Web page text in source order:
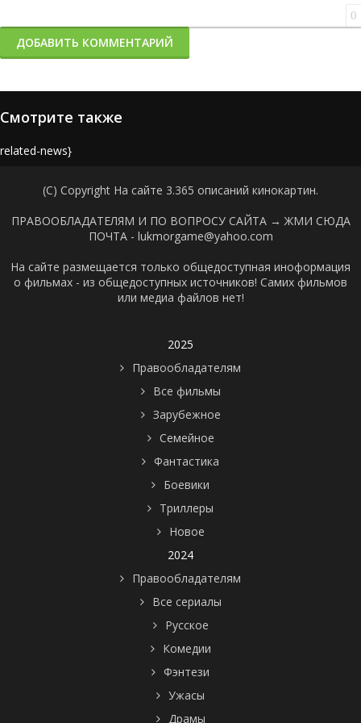
0
ДОБАВИТЬ КОММЕНТАРИЙ
Смотрите также
news}
(C) Copyright На сайте 3.365 описаний кинокартин.
ПРАВООБЛАДАТЕЛЯМ И ПО ВОПРОСУ САЙТА → ЖМИ СЮДА
ПОЧТА - lukmorgame@yahoo.com
На сайте размещается только общедоступная иноформация
о фильмах - из общедоступных источников! Самих фильмов
или медиа файлов нет!
2025
Правообладателям
Все фильмы
Зарубежное
Семейное
Фантастика
Боевики
Триллеры
Новое
2024
Правообладателям
Все сериалы
Русское
Комедии
Фэнтези
Ужасы
Драмы